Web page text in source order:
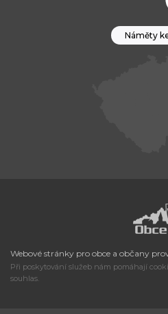
Náměty
Webové stránky pro obce a občany
Při poskytování služeb nám pomáhají
souhlas.